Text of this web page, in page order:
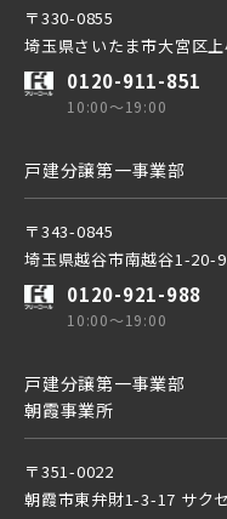
〒330-0855
埼玉県さいたま市大宮区
0120-911-851
10:00～19:00
戸建分譲第一事業部
〒343-0845
埼玉県越谷市南越谷1-20-
0120-921-988
10:00～19:00
戸建分譲第一事業部
朝霞事業所
〒351-0022
朝霞市東弁財1-3-17 サク